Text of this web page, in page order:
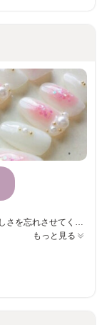
もっと見る